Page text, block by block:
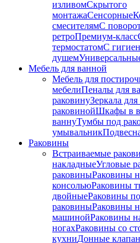
изливомСкрытого
монтажаСенсорные
смесителямС
ретроПремиум-класс
термостатомС
душем
Мебель для ванной
Мебель для
мебелиПеналы для
раковинуЗеркала
раковинойШкафы в
ваннуТумбы под
умывальник
Раковины
Встраиваемые
накладныеУгловые
раковиныРаковины
консольюРаковины
двойныеРаковины
раковиныРаковины
машинойРаковины
ногахРаковины со
кухниДонные